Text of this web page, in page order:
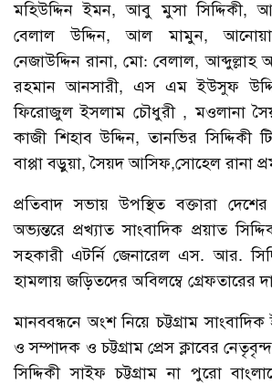
মহিউদ্দিন ইমন, আবু মুসা সিদ্দিকী,
বেলাল উদ্দিন, আল মামুন,
নেজাউদ্দিন রানা, মো: বেলাল,
রহমান আনসারী, এস এম ইউসুফ
ফিরোজুল ইসলাম চৌধুরী , মওলানা
কাজী শিহাব উদ্দিন, তানভির সিদ্দিকী
বাপ্পা বড়ুয়া, সৈয়দ আসিফ,সোহেল রানা
প্রতিবাদ সভায় উপস্থিত বক্তারা
অভ্যন্তরে প্রখ্যাত সাংবাদিক প্রয়াত
সহকারী এটর্নি জেনারেল এস. আর.
হামলায় জড়িতদের অবিলম্বে গ্রেফতারের
মানববন্ধনে অংশ নিয়ে চট্টগ্রাম
ও সম্পাদক ও চট্টগ্রাম প্রেস ক্লাবের
সিদ্দিকী সাইফ চট্টগ্রাম না পুরো